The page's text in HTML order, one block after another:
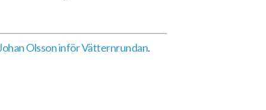
Olsson inför Vätternrundan.